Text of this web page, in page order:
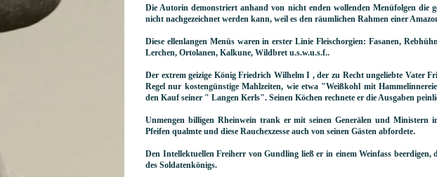
Die Autorin demonstriert anhand von nicht enden wollenden Menüfolgen die
nicht nachgezeichnet werden kann, weil es den räumlichen Rahmen einer
Diese ellenlangen Menüs waren in erster Linie Fleischorgien: Fasanen,
Lerchen, Ortolanen, Kalkune, Wildbret u.s.w.u.s.f..
Der extrem geizige König Friedrich Wilhelm I , der zu Recht ungeliebte Vater
Regel nur kostengünstige Mahlzeiten, wie etwa "Weißkohl mit
den Kauf seiner " Langen Kerls". Seinen Köchen rechnete er die Ausgaben
Unmengen billigen Rheinwein trank er mit seinen Generälen und Ministern
Pfeifen qualmte und diese Rauchexzesse auch von seinen Gästen abfordete.
Den Intellektuellen Freiherr von Gundling ließ er in einem Weinfass
des Soldatenkönigs.